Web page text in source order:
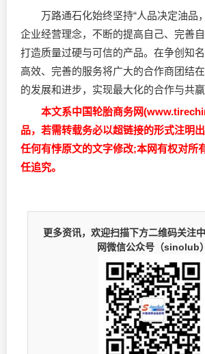
万路通石化始终坚持“人品决定油品
企业经营理念，不断的提高自己、完善
打造质量过硬与可信的产品。在争创知
高效、完善的服务将广大的合作商团结
的发展和进步，实现最大化的合作与共赢
本文系中国轮胎商务网
品，若需转载务必以超链接的形式注明
任何有悖原文的文字修改;本网有权对所
任追究。
更多资讯，欢迎扫描下方二维码关注
网微信公众号（sinolub）